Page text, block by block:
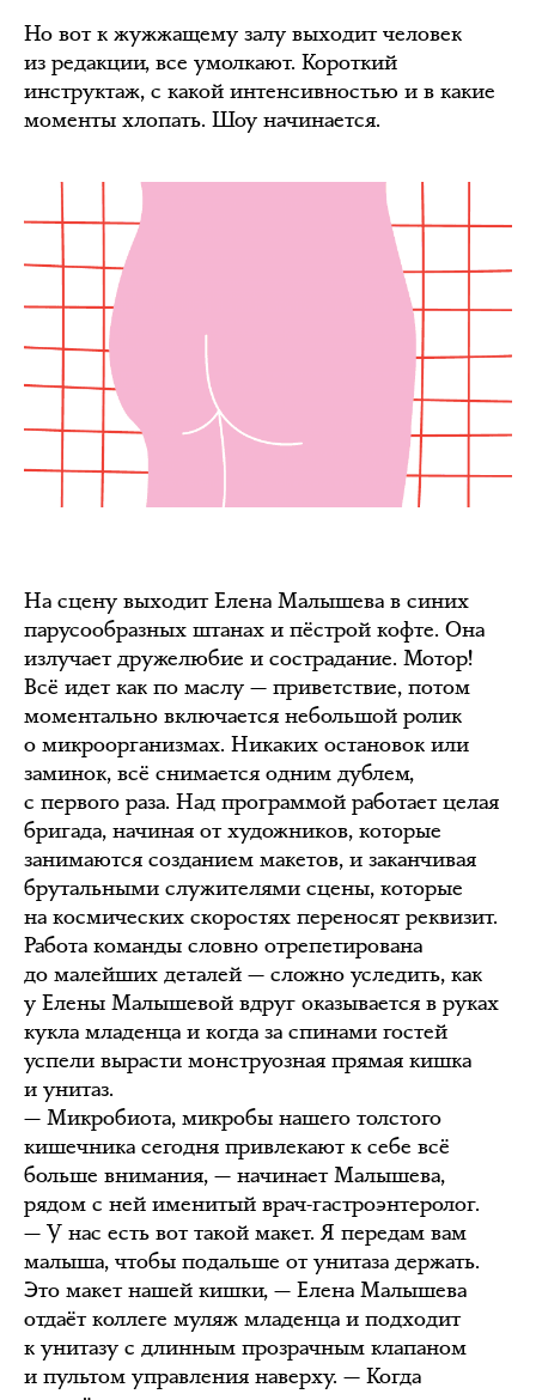
Но вот к жужжащему залу выходит человек
из редакции, все умолкают. Короткий
инструктаж, с какой интенсивностью и в какие
моменты хлопать. Шоу начинается.
На сцену выходит Елена Малышева в синих
парусообразных штанах и пёстрой кофте. Она
излучает дружелюбие и сострадание. Мотор!
Всё идет как по маслу — приветствие, потом
моментально включается небольшой ролик
о микроорганизмах. Никаких остановок или
заминок, всё снимается одним дублем,
с первого раза. Над программой работает целая
бригада, начиная от художников, которые
занимаются созданием макетов, и заканчивая
брутальными служителями сцены, которые
на космических скоростях переносят реквизит.
Работа команды словно отрепетирована
до малейших деталей — сложно уследить, как
у Елены Малышевой вдруг оказывается в руках
кукла младенца и когда за спинами гостей
успели вырасти монструозная прямая кишка
и унитаз.
— Микробиота, микробы нашего толстого
кишечника сегодня привлекают к себе всё
больше внимания, — начинает Малышева,
рядом с ней именитый врач-гастроэнтеролог.
— У нас есть вот такой макет. Я передам вам
малыша, чтобы подальше от унитаза держать.
Это макет нашей кишки, — Елена Малышева
отдаёт коллеге муляж младенца и подходит
к унитазу с длинным прозрачным клапаном
и пультом управления наверху. — Когда